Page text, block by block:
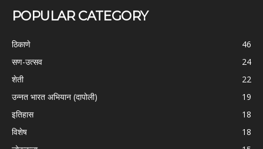
POPULAR CATEGORY
ठिकाणे
46
सण-उत्सव
24
शेती
22
उन्नत भारत अभियान (दापोली)
19
इतिहास
18
विशेष
18